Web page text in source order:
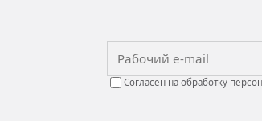
Согласен на обработку